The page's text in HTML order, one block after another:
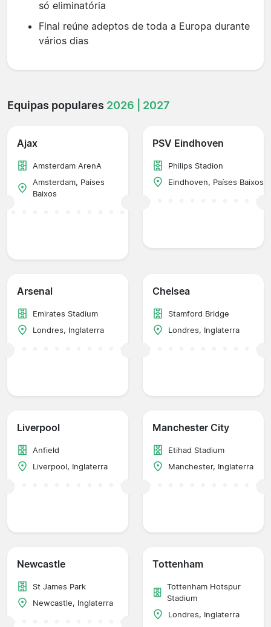
só eliminatória
Final reúne adeptos de toda a Europa durante
vários dias
Equipas populares 2026 | 2027
Ajax
Amsterdam ArenA
Amsterdam, Países
Baixos
PSV Eindhoven
Philips Stadion
Eindhoven, Países Baixos
Arsenal
Emirates Stadium
Londres, Inglaterra
Chelsea
Stamford Bridge
Londres, Inglaterra
Liverpool
Anfield
Liverpool, Inglaterra
Manchester City
Etihad Stadium
Manchester, Inglaterra
Newcastle
St James Park
Newcastle, Inglaterra
Tottenham
Tottenham Hotspur
Stadium
Londres, Inglaterra